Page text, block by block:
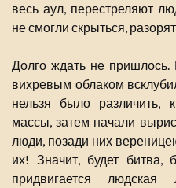
весь аул, перестреляют
не смогли скрыться,
Долго ждать не
вихревым облаком
нельзя было различить,
массы, затем начали
люди, позади них
их! Значит, будет
придвигается